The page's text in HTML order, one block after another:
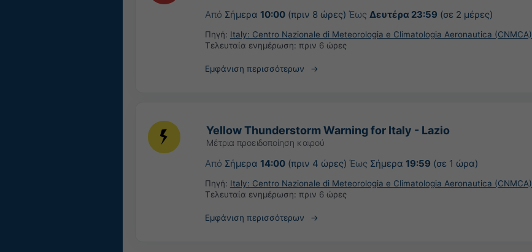
Από Σήμερα 10:00(πριν 8 ώρες) Έως Δευτέρα 23:59 (σε 2 μέρες)
Πηγή: Italy: Centro Nazionale di Meteorologia e Climatologia Aeronautica (CNMCA)
Τελευταία ενημέρωση: πριν 6 ώρες
Εμφάνιση περισσότερων
Yellow Thunderstorm Warning for Italy - Lazio
Μέτρια προειδοποίηση καιρού
Από Σήμερα 14:00(πριν 4 ώρες) Έως Σήμερα 19:59 (σε 1 ώρα)
Πηγή: Italy: Centro Nazionale di Meteorologia e Climatologia Aeronautica (CNMCA)
Τελευταία ενημέρωση: πριν 6 ώρες
Εμφάνιση περισσότερων